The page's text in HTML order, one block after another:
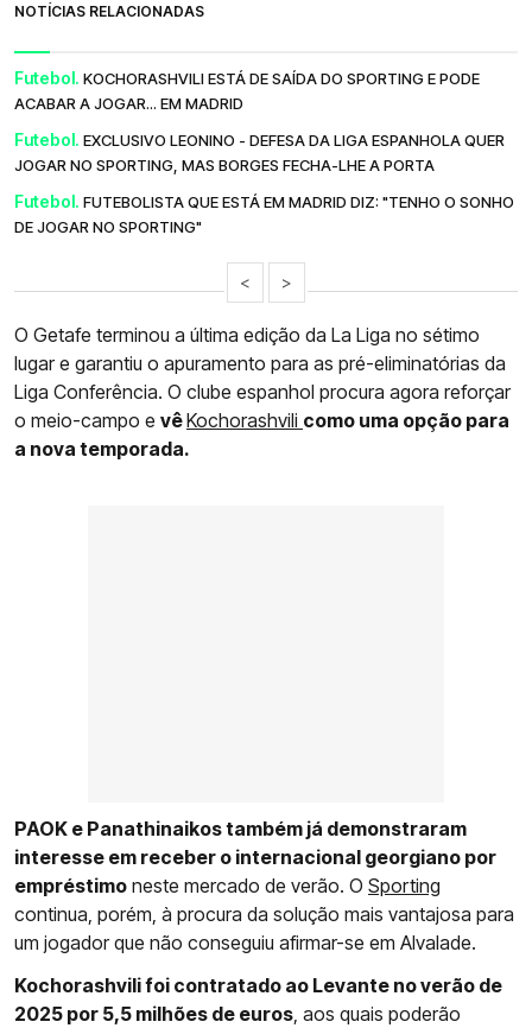
NOTÍCIAS RELACIONADAS
Futebol. KOCHORASHVILI ESTÁ DE SAÍDA DO SPORTING E PODE
ACABAR A JOGAR... EM MADRID
Futebol. EXCLUSIVO LEONINO - DEFESA DA LIGA ESPANHOLA QUER
JOGAR NO SPORTING, MAS BORGES FECHA-LHE A PORTA
Futebol. FUTEBOLISTA QUE ESTÁ EM MADRID DIZ: "TENHO O SONHO
DE JOGAR NO SPORTING"
< >
O Getafe terminou a última edição da La Liga no sétimo
lugar e garantiu o apuramento para as pré-eliminatórias da
Liga Conferência. O clube espanhol procura agora reforçar
o meio-campo e vêKochorashvili como uma opção para
a nova temporada.
PAOK e Panathinaikos também já demonstraram
interesse em receber o internacional georgiano por
empréstimo neste mercado de verão. O Sporting
continua, porém, à procura da solução mais vantajosa para
um jogador que não conseguiu afirmar-se em Alvalade.
Kochorashvili foi contratado ao Levante no verão de
2025 por 5,5 milhões de euros , aos quais poderão